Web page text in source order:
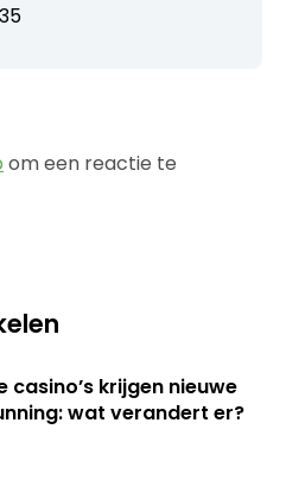
om een reactie te
casino’s krijgen nieuwe
wat verandert er?